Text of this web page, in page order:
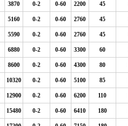
3870 0-2 0-60 2200 45
5160 0-2 0-60 2760 45
5590 0-2 0-60 2760 45
6880 0-2 0-60 3300 60
8600 0-2 0-60 4300 80
10320 0-2 0-60 5100 85
12900 0-2 0-60 6200 110
15480 0-2 0-60 6410 180